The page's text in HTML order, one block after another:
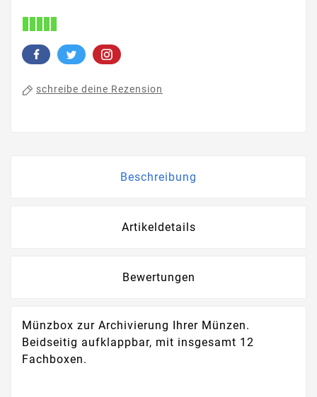
schreibe deine Rezension
Beschreibung
Artikeldetails
Bewertungen
Münzbox zur Archivierung Ihrer Münzen.
Beidseitig aufklappbar, mit insgesamt 12
Fachboxen.